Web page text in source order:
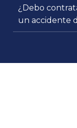
¿Debo
un accidente